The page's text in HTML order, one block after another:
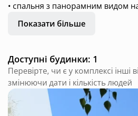
• спальня з панорамним видом
• повноцінна кухня з усім
• тераса з неймовірним
Є чан і сауна.Оплачується окремо.
🐾 Ми pets friendly — твій
захваті!
Показати більше
Доступні будинки: 1
Перевірте, чи є у комплексі інші
змінюючи дати і кількість людей